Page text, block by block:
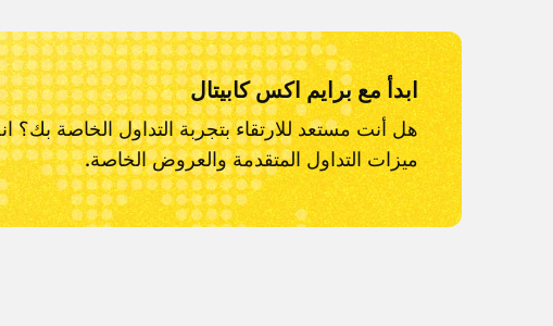
ابدأ مع برايم اكس كابيتال
هل أنت مستعد للارتقاء بتجربة التداول الخاصة بك؟
ميزات التداول المتقدمة والعروض الخاصة.